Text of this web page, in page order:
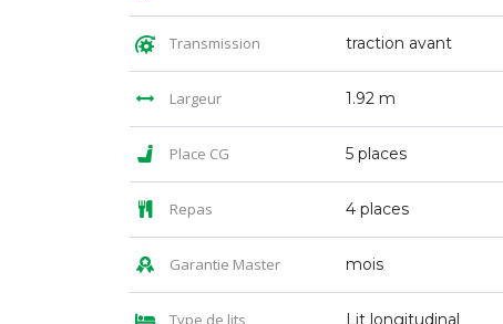
Transmission traction avant
Largeur 1.92 m
Place CG 5 places
Repas 4 places
Garantie Master mois
Type de lits Lit longitudinal